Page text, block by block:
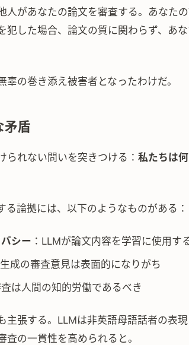
人があなたの論文を審査する。あなた
犯した場合、論文の質に関わらず、あ
辜の巻き添え被害者となったわけだ。
矛盾
られない問いを突きつける： 私たちは
る論拠には、以下のようなものがある：
シー ：LLMが論文内容を学習に使用す
生成の審査意見は表面的になりがち
査は人間の知的労働であるべき
主張する。LLMは非英語母語話者の表
査の一貫性を高められると。